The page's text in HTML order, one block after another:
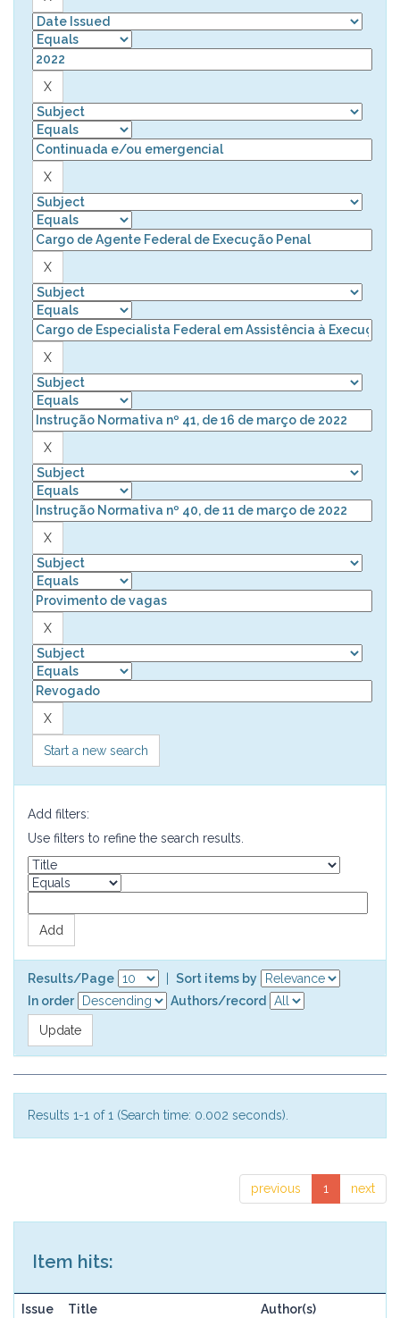
Start a new search
Add filters:
Use filters to refine the search results.
Results/Page
Sort items by
In order
Authors/record
Results 1-1 of 1 (Search time: 0.002 seconds).
previous 1 next
Item hits:
Issue Title Author(s)